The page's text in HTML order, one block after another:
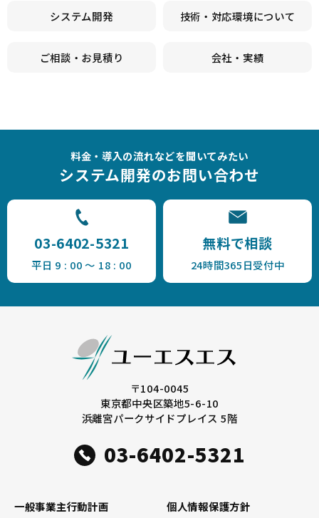
システム開発 技術・対応環境について
ご相談・お見積り 会社・実績
料金・導入の流れなどを聞いてみたい
システム開発のお問い合わせ
03-6402-5321
平日 9 : 00 ～ 18 : 00
無料で相談
24時間365日受付中
〒104-0045
東京都中央区築地5-6-10
浜離宮パークサイドプレイス 5階
03-6402-5321
一般事業主行動計画 個人情報保護方針